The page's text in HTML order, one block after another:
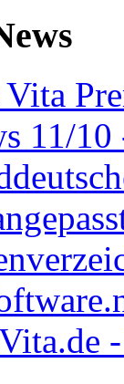
Vita
11/